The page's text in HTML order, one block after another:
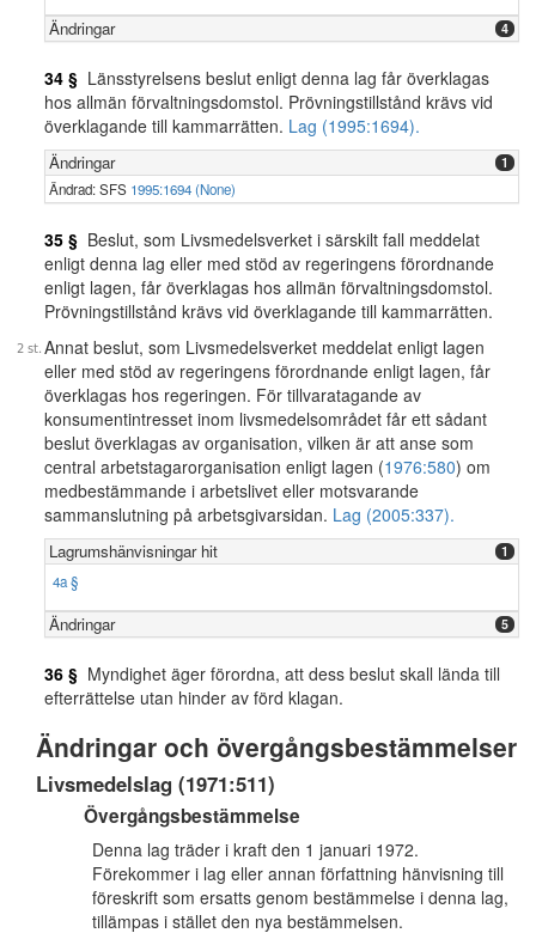
Ändringar 4
34 § Länsstyrelsens beslut enligt denna lag får överklagas
hos allmän förvaltningsdomstol. Prövningstillstånd krävs vid
överklagande till kammarrätten. Lag (1995:1694).
Ändringar 1
Ändrad: SFS 1995:1694 (None)
35 § Beslut, som Livsmedelsverket i särskilt fall meddelat
enligt denna lag eller med stöd av regeringens förordnande
enligt lagen, får överklagas hos allmän förvaltningsdomstol.
Prövningstillstånd krävs vid överklagande till kammarrätten.
Annat beslut, som Livsmedelsverket meddelat enligt lagen
eller med stöd av regeringens förordnande enligt lagen, får
överklagas hos regeringen. För tillvaratagande av
konsumentintresset inom livsmedelsområdet får ett sådant
beslut överklagas av organisation, vilken är att anse som
central arbetstagarorganisation enligt lagen (1976:580) om
medbestämmande i arbetslivet eller motsvarande
sammanslutning på arbetsgivarsidan. Lag (2005:337).
Lagrumshänvisningar hit 1
4a §
Ändringar 5
36 § Myndighet äger förordna, att dess beslut skall lända till
efterrättelse utan hinder av förd klagan.
Ändringar och övergångsbestämmelser
Livsmedelslag (1971:511)
Övergångsbestämmelse
Denna lag träder i kraft den 1 januari 1972.
Förekommer i lag eller annan författning hänvisning till
föreskrift som ersatts genom bestämmelse i denna lag,
tillämpas i stället den nya bestämmelsen.